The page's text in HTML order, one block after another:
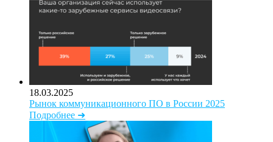
18.03.2025
Рынок коммуникационного ПО в России 2025
Подробнее ➜